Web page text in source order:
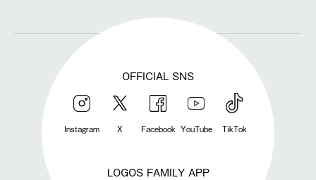
OFFICIAL SNS
Instagram X Facebook YouTube TikTok
LOGOS FAMILY APP